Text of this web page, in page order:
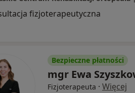
fizjoterapeutyczna
Bezpieczne płatności
mgr Ewa
Fizjoterapeuta · Więcej